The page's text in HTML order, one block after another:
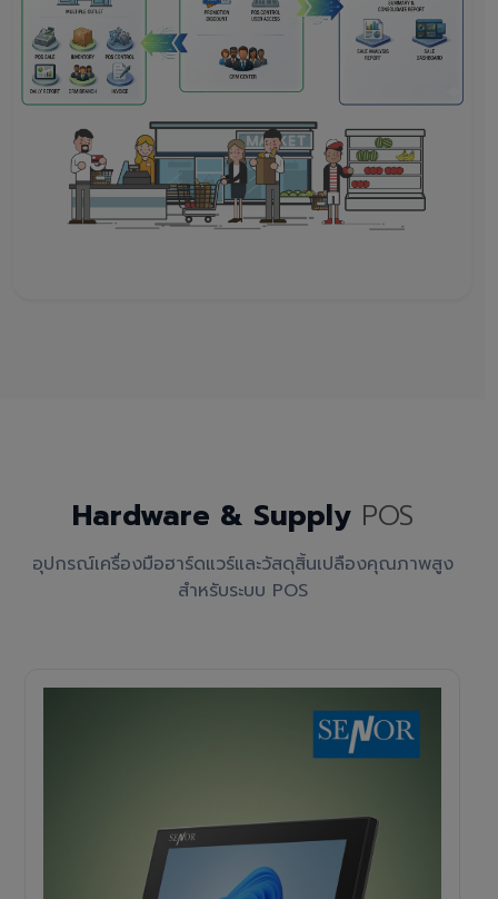
Hardware & Supply POS
อุปกรณ์เครื่องมือฮาร์ดแวร์และวัสดุสิ้นเปลืองคุณภาพสูง
สำหรับระบบ POS